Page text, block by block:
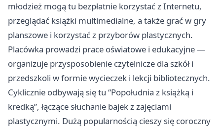
młodzież mogą tu bezpłatnie korzystać z Internetu,
przeglądać książki multimedialne, a także grać w gry
planszowe i korzystać z przyborów plastycznych.
Placówka prowadzi prace oświatowe i edukacyjne —
organizuje przysposobienie czytelnicze dla szkół i
przedszkoli w formie wycieczek i lekcji bibliotecznych.
Cyklicznie odbywają się tu “Popołudnia z książką i
kredką”, łączące słuchanie bajek z zajęciami
plastycznymi. Dużą popularnością cieszy się coroczny